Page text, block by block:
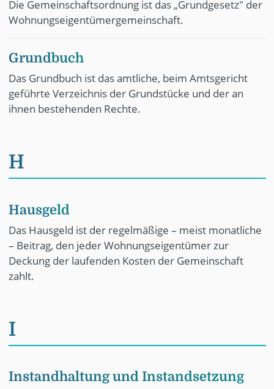
Die Gemeinschaftsordnung ist das „Grundgesetz" der
Wohnungseigentümergemeinschaft.
Grundbuch
Das Grundbuch ist das amtliche, beim Amtsgericht
geführte Verzeichnis der Grundstücke und der an
ihnen bestehenden Rechte.
H
Hausgeld
Das Hausgeld ist der regelmäßige – meist monatliche
– Beitrag, den jeder Wohnungseigentümer zur
Deckung der laufenden Kosten der Gemeinschaft
zahlt.
I
Instandhaltung und Instandsetzung